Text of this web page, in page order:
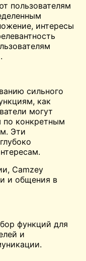
пользователям
интересы
сильного
как
могут
по конкретным
Эти
Camzey
и общения в
функций для
и